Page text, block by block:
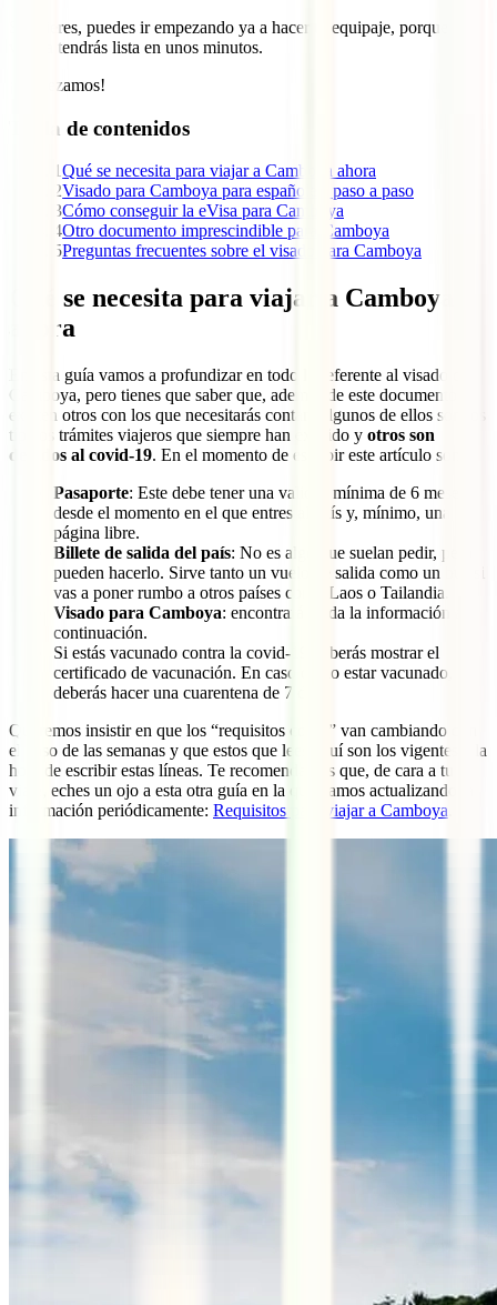
Si quieres, puedes ir empezando ya a hacer tu equipaje, porque tu
visa la tendrás lista en unos minutos.
¡Empezamos!
Tabla de contenidos
1Qué se necesita para viajar a Camboya ahora
2Visado para Camboya para españoles: paso a paso
3Cómo conseguir la eVisa para Camboya
4Otro documento imprescindible para Camboya
5Preguntas frecuentes sobre el visado para Camboya
Qué se necesita para viajar a Camboya
ahora
En esta guía vamos a profundizar en todo lo referente al visado de
Camboya, pero tienes que saber que, además de este documento,
existen otros con los que necesitarás contar. Algunos de ellos son los
típicos trámites viajeros que siempre han existido y otros son
debidos al covid-19. En el momento de escribir este artículo son:
Pasaporte: Este debe tener una validez mínima de 6 meses
desde el momento en el que entres al país y, mínimo, una
página libre.
Billete de salida del país: No es algo que suelan pedir, pero
pueden hacerlo. Sirve tanto un vuelo de salida como un bus si
vas a poner rumbo a otros países como Laos o Tailandia.
Visado para Camboya: encontrarás toda la información a
continuación.
Si estás vacunado contra la covid-19 deberás mostrar el
certificado de vacunación. En caso de no estar vacunado,
deberás hacer una cuarentena de 7 días.
Queremos insistir en que los “requisitos covid” van cambiando con
el paso de las semanas y que estos que lees aquí son los vigentes a la
hora de escribir estas líneas. Te recomendamos que, de cara a tu
viaje, eches un ojo a esta otra guía en la que vamos actualizando la
información periódicamente: Requisitos para viajar a Camboya